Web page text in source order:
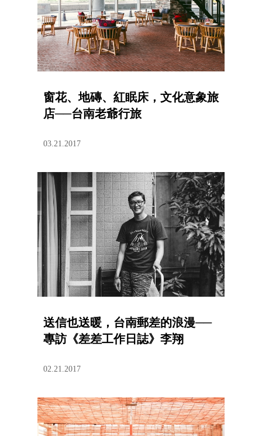
窗花、地磚、紅眠床，文化意象旅
店──台南老爺行旅
03.21.2017
送信也送暖，台南郵差的浪漫──
專訪《差差工作日誌》李翔
02.21.2017